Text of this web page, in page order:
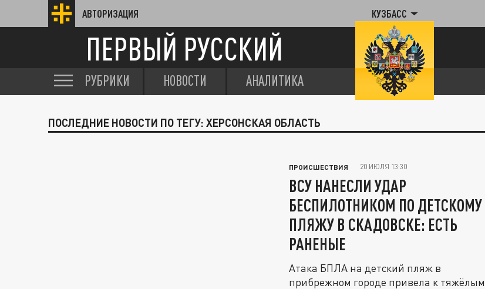
АВТОРИЗАЦИЯ КУЗБАСС
ПЕРВЫЙ РУССКИЙ
РУБРИКИ НОВОСТИ АНАЛИТИКА
ПОСЛЕДНИЕ НОВОСТИ ПО ТЕГУ: ХЕРСОНСКАЯ ОБЛАСТЬ
ПРОИСШЕСТВИЯ 20 ИЮЛЯ 13:30
ВСУ НАНЕСЛИ УДАР
БЕСПИЛОТНИКОМ ПО ДЕТСКОМУ
ПЛЯЖУ В СКАДОВСКЕ: ЕСТЬ
РАНЕНЫЕ
Атака БПЛА на детский пляж в
прибрежном городе привела к тяжёлым